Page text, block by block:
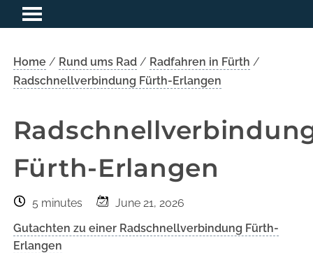
Home / Rund ums Rad/ Radfahren in Fürth /
Radschnellverbindung Fürth-Erlangen
Fürth-Erlangen
5 minutes
June 21, 2026
Gutachten zu einer Radschnellverbindung Fürth-
Erlangen